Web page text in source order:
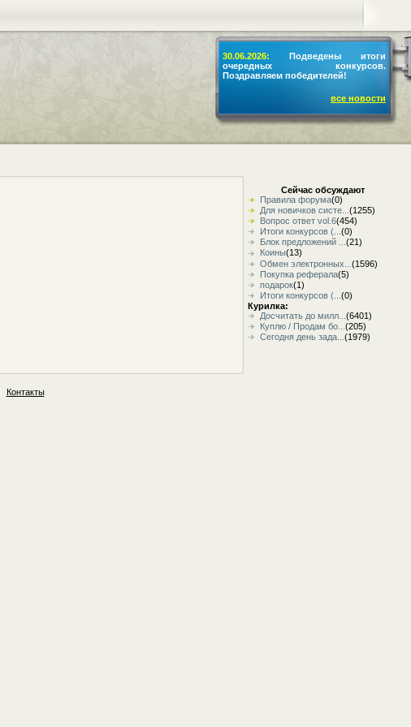
30.06.2026: Подведены итоги
очередных конкурсов.
Поздравляем победителей!
все новости
Контакты
Сейчас обсуждают
Правила форума(0)
Для новичков систе... (1255)
Вопрос ответ vol.6(454)
Итоги конкурсов (... (0)
Блок предложений ... (21)
Коины(13)
Обмен электронных... (1596)
Покупка реферала(5)
подарок(1)
Итоги конкурсов (... (0)
Курилка:
Досчитать до милл... (6401)
Куплю / Продам бо... (205)
Сегодня день зада... (1979)